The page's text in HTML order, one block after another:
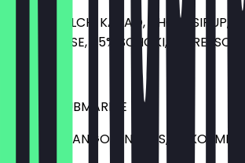
MANDELMILCH, KAKAO, AHORNSIRUP,
PEKANNÜSSE, 75% SCHOKI, ESPRESSO,
YELLOW SUBMARINE
BANANE, MANGO, ANANAS,